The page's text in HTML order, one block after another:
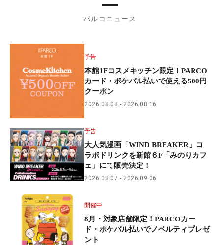
パルコニュース
予告
本館1Fコスメキッチン限定！PARCO
カード・ポケパル払いで使える500円
クーポン
2026.08.08 2026.08.16
予告
大人気漫画「WIND BREAKER」コ
ラボドリンクを新館６F「みのりカフ
ェ」にて販売決定！
2026.08.07 2026.09.06
開催中
8月・対象店舗限定！PARCOカー
ド・ポケパル払いでノベルティプレゼ
ント